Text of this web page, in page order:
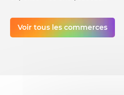
Voir tous les commerces